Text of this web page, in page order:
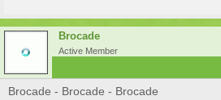
Brocade
Active Member
Brocade - Brocade - Brocade